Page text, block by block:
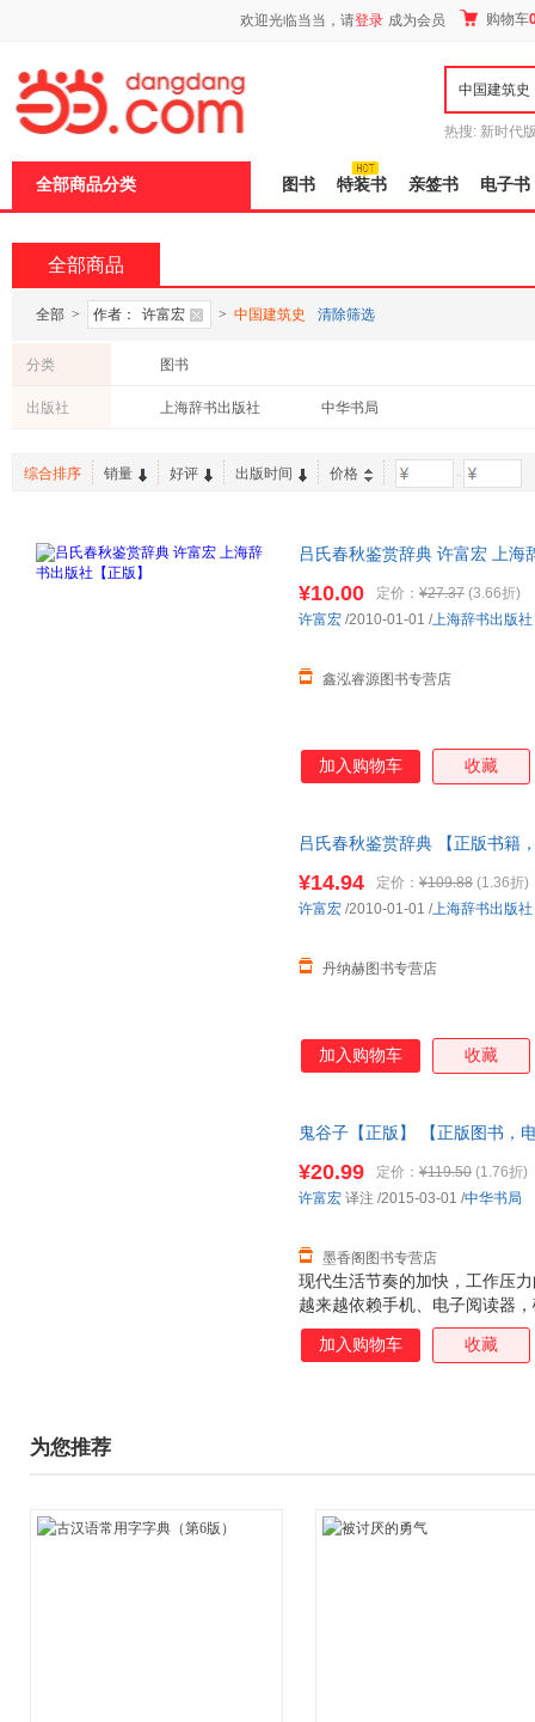
欢迎光临当当，请登录 成为会员 购物车
热搜: 新时代
全部商品分类 图书 特装书 亲签书 电子书
全部商品
全部 > 作者： 许富宏 > 中国建筑史 清除筛选
分类 图书
出版社 上海辞书出版社 中华书局
综合排序 销量 好评 出版时间 价格 -
吕氏春秋鉴赏辞典 许富宏 上海
¥10.00 定价： ¥27.37 (3.66折)
鑫泓睿源图书专营店
许富宏 /2010-01-01 /上海辞书出版社
加入购物车 收藏
吕氏春秋鉴赏辞典 【正版书籍
¥14.94 定价： ¥109.88 (1.36折)
丹纳赫图书专营店
许富宏 /2010-01-01 /上海辞书出版社
加入购物车 收藏
鬼谷子【正版】 【正版图书，
现代生活节奏的加快，工作压
越来越依赖手机、电子阅读器
越严重。中华书局是传统文化
代责任，有责任有义务呼吁民
需求。
¥20.99 定价： ¥119.50 (1.76折)
墨香阁图书专营店
许富宏 译注 /2015-03-01 /中华书局
加入购物车 收藏
为您推荐
页
加